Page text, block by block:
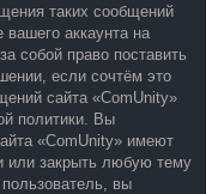
таких сообщений
вашего аккаунта на
собой право поставить
если сочтём это
сайта «ComUnity»
политики. Вы
«ComUnity» имеют
или закрыть любую тему
вы